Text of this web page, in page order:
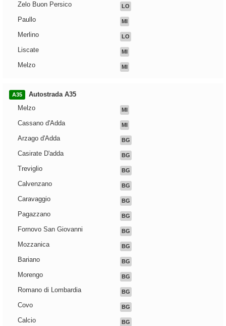
Zelo Buon Persico LO
Paullo MI
Merlino LO
Liscate MI
Melzo MI
A35
Autostrada A35
Melzo
MI
Cassano d'Adda MI
Arzago d'Adda BG
Casirate D'adda BG
Treviglio BG
Calvenzano BG
Caravaggio BG
Pagazzano BG
Fornovo San Giovanni BG
Mozzanica BG
Bariano BG
Morengo BG
Romano di Lombardia BG
Covo BG
Calcio BG